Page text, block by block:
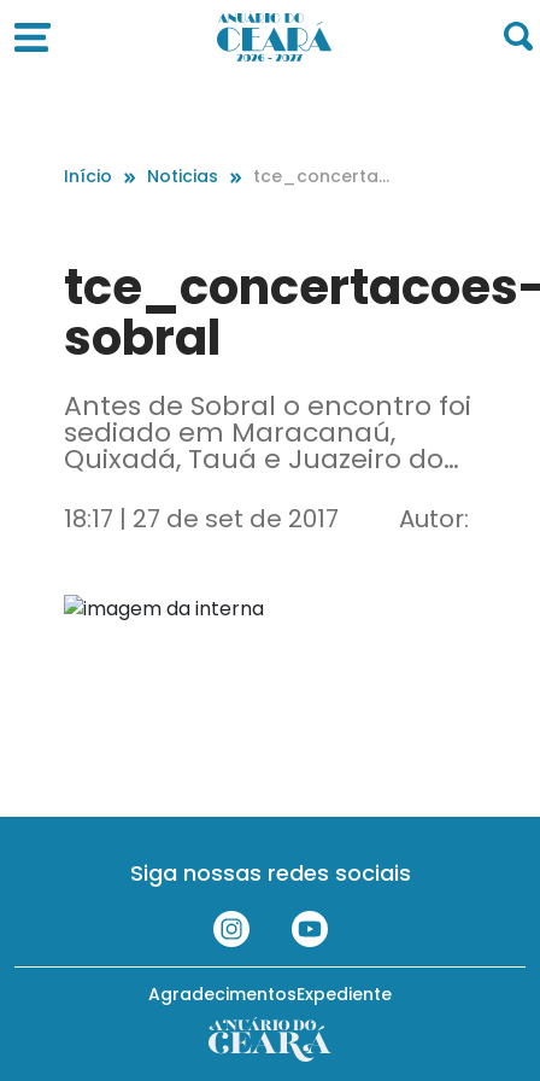
Início Noticias
tce_concertac
sobral
Antes de Sobral o encontro foi
sediado em Maracanaú,
Quixadá, Tauá e Juazeiro do
18:17 | 27 de set de 2017 Autor:
Siga nossas redes sociais
Expediente
Agradecimentos